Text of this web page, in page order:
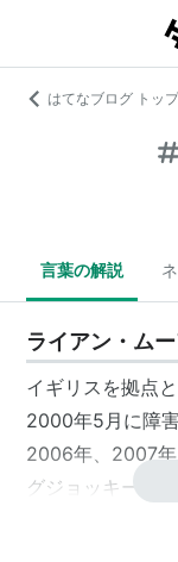
はてなブログ トッ
言葉の解説
ライアン・ム
イギリスを拠点
2000年5月に障
2006年、2007
グジョッキーと